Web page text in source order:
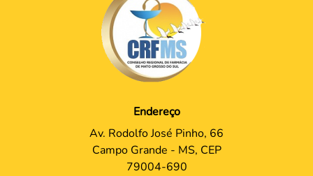
Endereço
Av. Rodolfo José Pinho, 66
Campo Grande - MS, CEP
79004-690